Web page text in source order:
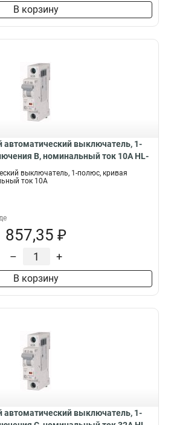
В корзину
выключатель, 1-
B, номинальный ток 10А HL-
выключатель, 1-полюс, кривая
ток 10А
857,35 ₽
– +
В корзину
выключатель, 1-